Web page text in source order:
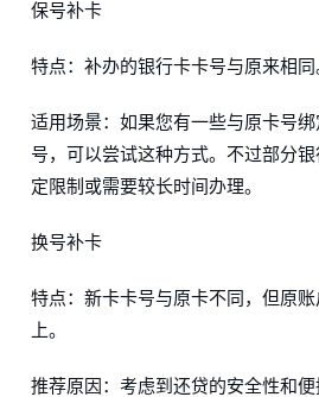
保号补卡
特点：补办的银行卡卡号与原来相同
适用场景：如果您有一些与原卡号
号，可以尝试这种方式。不过部分
定限制或需要较长时间办理。
换号补卡
特点：新卡卡号与原卡不同，但原
上。
推荐原因：考虑到还贷的安全性和